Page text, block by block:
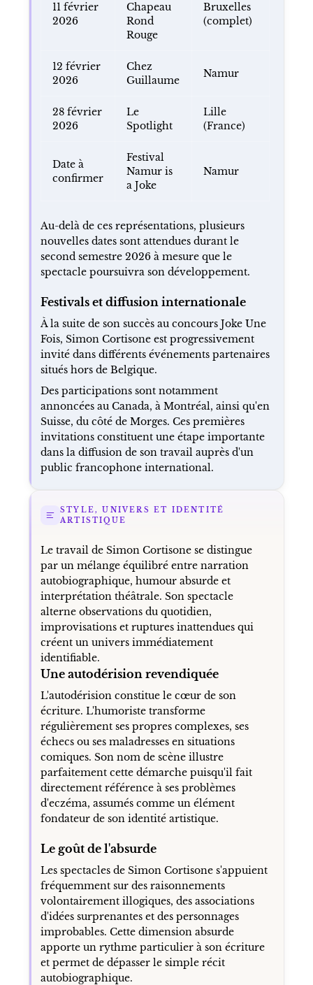
11 février
2026
Chapeau
Rond
Rouge
Bruxelles
(complet)
12 février
2026
Chez
Guillaume
Namur
28 février
2026
Le
Spotlight
Lille
(France)
Date à
confirmer
Festival
Namur is
a Joke
Namur
Au-delà de ces représentations, plusieurs
nouvelles dates sont attendues durant le
second semestre 2026 à mesure que le
spectacle poursuivra son développement.
Festivals et diffusion internationale
À la suite de son succès au concours Joke Une
Fois, Simon Cortisone est progressivement
invité dans différents événements partenaires
situés hors de Belgique.
Des participations sont notamment
annoncées au Canada, à Montréal, ainsi qu'en
Suisse, du côté de Morges. Ces premières
invitations constituent une étape importante
dans la diffusion de son travail auprès d'un
public francophone international.
STYLE, UNIVERS ET IDENTITÉ
ARTISTIQUE
Le travail de Simon Cortisone se distingue
par un mélange équilibré entre narration
autobiographique, humour absurde et
interprétation théâtrale. Son spectacle
alterne observations du quotidien,
improvisations et ruptures inattendues qui
créent un univers immédiatement
identifiable.
Une autodérision revendiquée
L'autodérision constitue le cœur de son
écriture. L'humoriste transforme
régulièrement ses propres complexes, ses
échecs ou ses maladresses en situations
comiques. Son nom de scène illustre
parfaitement cette démarche puisqu'il fait
directement référence à ses problèmes
d'eczéma, assumés comme un élément
fondateur de son identité artistique.
Le goût de l'absurde
Les spectacles de Simon Cortisone s'appuient
fréquemment sur des raisonnements
volontairement illogiques, des associations
d'idées surprenantes et des personnages
improbables. Cette dimension absurde
apporte un rythme particulier à son écriture
et permet de dépasser le simple récit
autobiographique.